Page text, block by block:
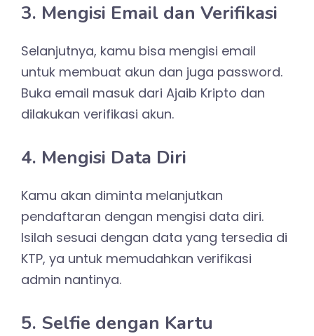
3. Mengisi Email dan Verifikasi
Selanjutnya, kamu bisa mengisi email
untuk membuat akun dan juga password.
Buka email masuk dari Ajaib Kripto dan
dilakukan verifikasi akun.
4. Mengisi Data Diri
Kamu akan diminta melanjutkan
pendaftaran dengan mengisi data diri.
Isilah sesuai dengan data yang tersedia di
KTP, ya untuk memudahkan verifikasi
admin nantinya.
5. Selfie dengan Kartu